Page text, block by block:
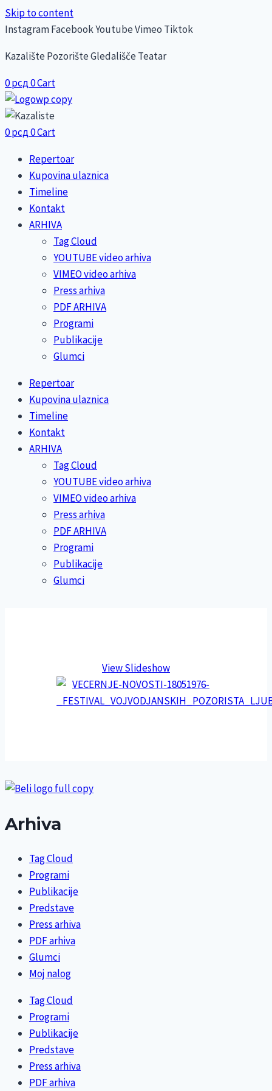
Skip to content
InstagramFacebookYoutubeVimeo Tiktok
Kazalište Pozorište Gledališče Teatar
0рсд0Cart
0рсд0Cart
Repertoar
Kupovina ulaznica
Timeline
Kontakt
ARHIVA
Tag Cloud
YOUTUBE video arhiva
VIMEO video arhiva
Press arhiva
PDF ARHIVA
Programi
Publikacije
Glumci
Repertoar
Kupovina ulaznica
Timeline
Kontakt
ARHIVA
Tag Cloud
YOUTUBE video arhiva
VIMEO video arhiva
Press arhiva
PDF ARHIVA
Programi
Publikacije
Glumci
View Slideshow
Arhiva
Tag Cloud
Programi
Publikacije
Predstave
Press arhiva
PDF arhiva
Glumci
Moj nalog
Tag Cloud
Programi
Publikacije
Predstave
Press arhiva
PDF arhiva